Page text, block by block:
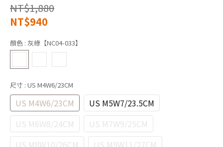
NT$1,880
NT$940
顏色 : 灰綠【NC04-033】
尺寸 : US M4W6/23CM
US M4W6/23CM
US M5W7/23.5CM
US M6W8/24CM
US M7W9/25CM
US M8W10/26CM
US M9W11/27CM